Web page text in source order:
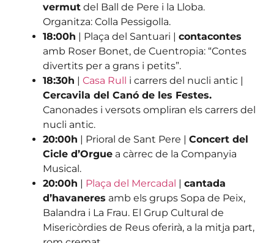
vermut del Ball de Pere i la Lloba.
Organitza: Colla Pessigolla.
18:00h | Plaça del Santuari | contacontes
amb Roser Bonet, de Cuentropia: “Contes
divertits per a grans i petits”.
18:30h | Casa Rull i carrers del nucli antic |
Cercavila del Canó de les Festes.
Canonades i versots ompliran els carrers del
nucli antic.
20:00h | Prioral de Sant Pere | Concert del
Cicle d’Orgue a càrrec de la Companyia
Musical.
20:00h | Plaça del Mercadal | cantada
d’havaneres amb els grups Sopa de Peix,
Balandra i La Frau. El Grup Cultural de
Misericòrdies de Reus oferirà, a la mitja part,